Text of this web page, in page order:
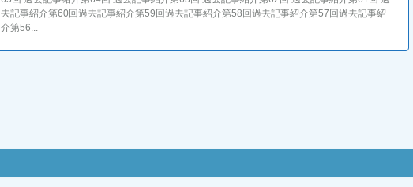
去記事紹介第60回過去記事紹介第59回過去記事紹介第58回過去記事紹介第57回過去記事紹
介第56...